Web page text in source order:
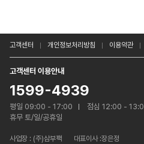
고객센터 개인정보처리방침 이용약관
고객센터 이용안내
1599-4939
평일 09:00 - 17:00
점심 12:00 -
휴무 토/일/공휴일
사업장 : (주)삼부팩 대표이사 :장은정